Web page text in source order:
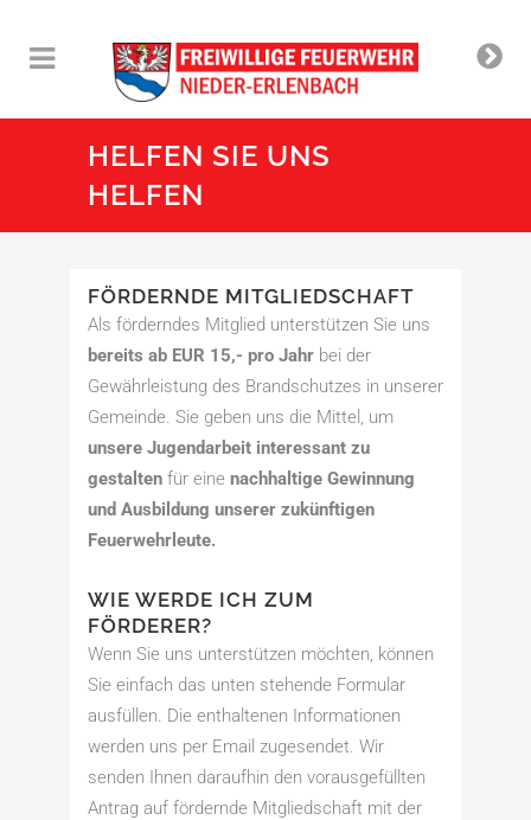
HELFEN SIE UNS
HELFEN
FÖRDERNDE MITGLIEDSCHAFT
Als förderndes Mitglied unterstützen Sie uns
bereits ab EUR 15,- pro Jahr bei der
Gewährleistung des Brandschutzes in unserer
Gemeinde. Sie geben uns die Mittel, um
unsere Jugendarbeit interessant zu
gestalten für eine nachhaltige Gewinnung
und Ausbildung unserer zukünftigen
Feuerwehrleute.
WIE WERDE ICH ZUM
FÖRDERER?
Wenn Sie uns unterstützen möchten, können
Sie einfach das unten stehende Formular
ausfüllen. Die enthaltenen Informationen
werden uns per Email zugesendet. Wir
senden Ihnen daraufhin den vorausgefüllten
Antrag auf fördernde Mitgliedschaft mit der